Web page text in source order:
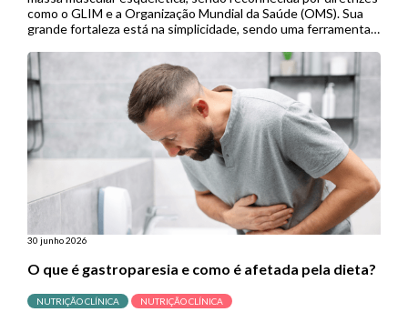
como o GLIM e a Organização Mundial da Saúde (OMS). Sua
grande fortaleza está na simplicidade, sendo uma ferramenta
útil em contextos de menor […]
30 junho 2026
O que é gastroparesia e como é afetada pela dieta?
NUTRIÇÃO CLÍNICA NUTRIÇÃO CLÍNICA